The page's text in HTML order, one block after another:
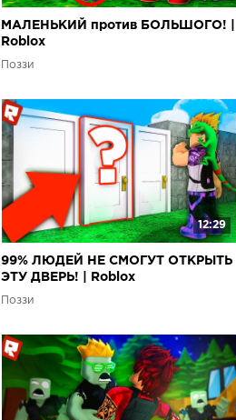
МАЛЕНЬКИЙ против БОЛЬШОГО! |
Roblox
Поззи
12:29
99% ЛЮДЕЙ НЕ СМОГУТ ОТКРЫТЬ
ЭТУ ДВЕРЬ! | Roblox
Поззи